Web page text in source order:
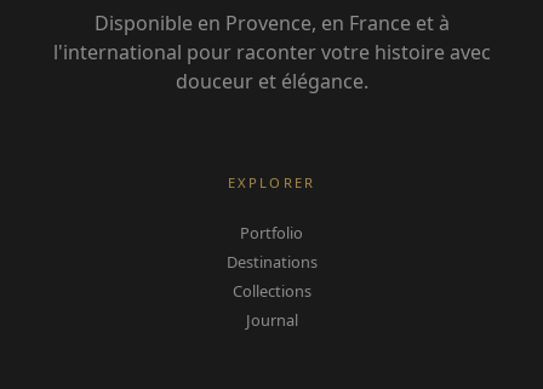
Disponible en Provence, en France et à
l'international pour raconter votre histoire avec
douceur et élégance.
EXPLORER
Portfolio
Destinations
Collections
Journal